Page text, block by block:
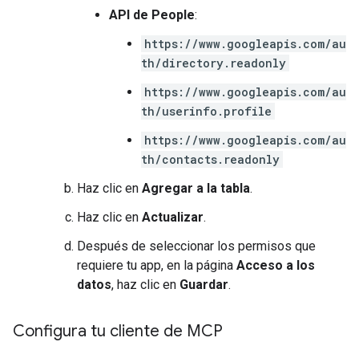
API de People:
https://www.googleapis.com/au
th/directory.readonly
https://www.googleapis.com/au
th/userinfo.profile
https://www.googleapis.com/au
th/contacts.readonly
Haz clic en Agregar a la tabla.
Haz clic en Actualizar.
Después de seleccionar los permisos que
requiere tu app, en la página Acceso a los
datos, haz clic en Guardar.
Configura tu cliente de MCP